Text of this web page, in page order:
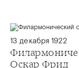
13 декабря 1922
Оскар Фрид